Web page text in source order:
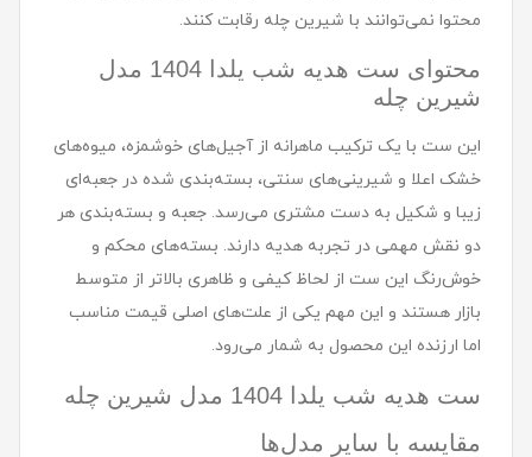
محتوا نمی‌توانند با شیرین چله رقابت کنند.
محتوای ست هديه شب یلدا 1404 مدل
شيرين چله
این ست با یک ترکیب ماهرانه از آجیل‌های خوشمزه، میوه‌های
خشک اعلا و شیرینی‌های سنتی، بسته‌بندی شده در جعبه‌ای
زیبا و شکیل به دست مشتری می‌رسد. جعبه و بسته‌بندی هر
دو نقش مهمی در تجربه هدیه دارند. بسته‌های محکم و
خوش‌رنگ این ست از لحاظ کیفی و ظاهری بالاتر از متوسط
بازار هستند و این مهم یکی از علت‌های اصلی قیمت مناسب
اما ارزنده این محصول به شمار می‌رود.
ست هديه شب یلدا 1404 مدل شيرين چله
مقایسه با سایر مدل‌ها